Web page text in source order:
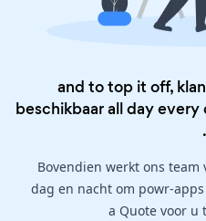
and to top it off,
beschikbaar all day every
.
Bovendien werkt ons
dag en nacht om powr-
a Quote voor u